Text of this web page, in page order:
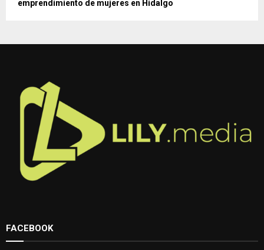
emprendimiento de mujeres en Hidalgo
FACEBOOK